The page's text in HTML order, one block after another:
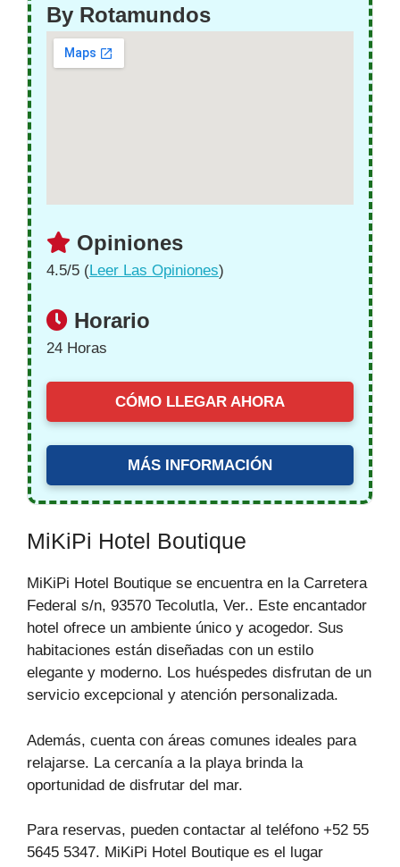
By Rotamundos
Opiniones
4.5/5 (Leer Las Opiniones)
Horario
24 Horas
CÓMO LLEGAR AHORA
MÁS INFORMACIÓN
MiKiPi Hotel Boutique
MiKiPi Hotel Boutique se encuentra en la Carretera
Federal s/n, 93570 Tecolutla, Ver.. Este encantador
hotel ofrece un ambiente único y acogedor. Sus
habitaciones están diseñadas con un estilo
elegante y moderno. Los huéspedes disfrutan de un
servicio excepcional y atención personalizada.
Además, cuenta con áreas comunes ideales para
relajarse. La cercanía a la playa brinda la
oportunidad de disfrutar del mar.
Para reservas, pueden contactar al teléfono +52 55
5645 5347. MiKiPi Hotel Boutique es el lugar